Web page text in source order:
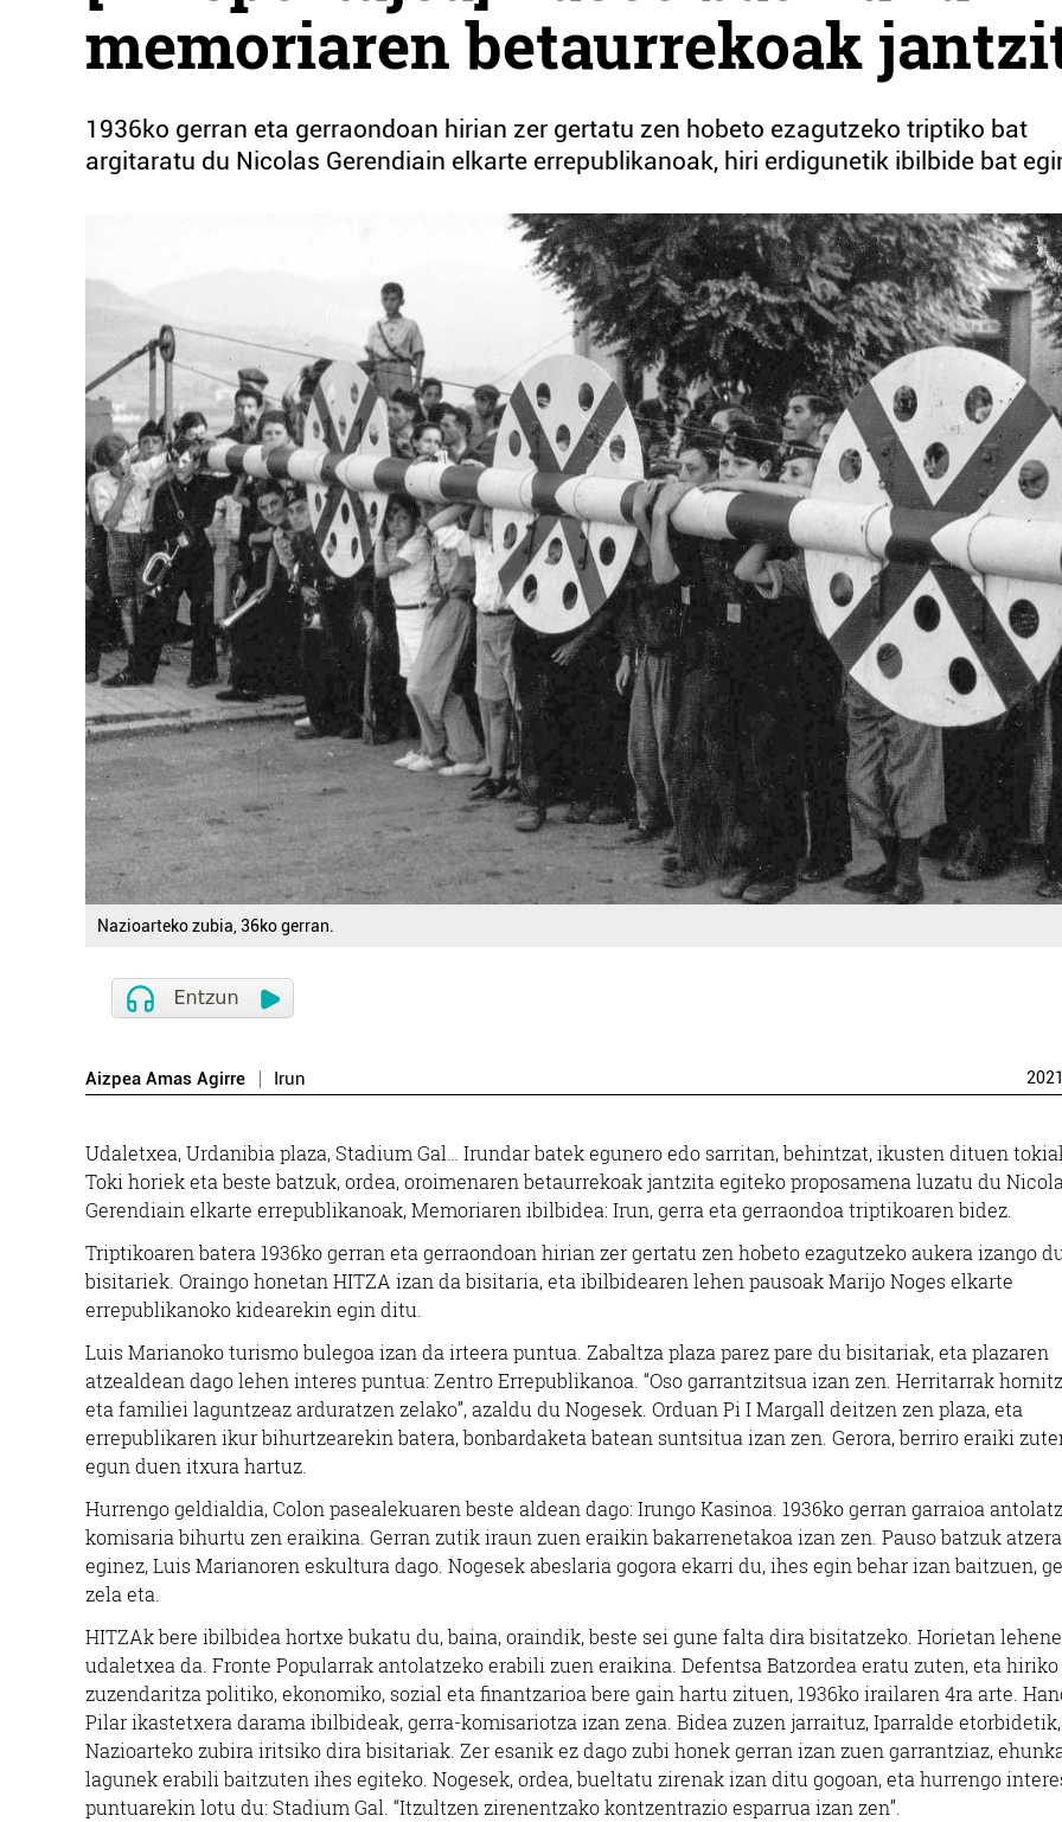
memoriaren betaurrekoak
1936ko gerran eta gerraondoan hirian zer gertatu zen hobeto ezagutzeko triptiko bat
argitaratu du Nicolas Gerendiain elkarte errepublikanoak, hiri erdigunetik ibilbide bat
Nazioarteko zubia, 36ko gerran.
Aizpea Amas Agirre Irun 2021
Udaletxea, Urdanibia plaza, Stadium Gal… Irundar batek egunero edo sarritan, behintzat, ikusten dituen
Toki horiek eta beste batzuk, ordea, oroimenaren betaurrekoak jantzita egiteko proposamena luzatu du
Gerendiain elkarte errepublikanoak, Memoriaren ibilbidea: Irun, gerra eta gerraondoa triptikoaren bidez.
Triptikoaren batera 1936ko gerran eta gerraondoan hirian zer gertatu zen hobeto ezagutzeko aukera izango
bisitariek. Oraingo honetan HITZA izan da bisitaria, eta ibilbidearen lehen pausoak Marijo Noges elkarte
errepublikanoko kidearekin egin ditu.
Luis Marianoko turismo bulegoa izan da irteera puntua. Zabaltza plaza parez pare du bisitariak, eta plazaren
atzealdean dago lehen interes puntua: Zentro Errepublikanoa. “Oso garrantzitsua izan zen. Herritarrak
eta familiei laguntzeaz arduratzen zelako”, azaldu du Nogesek. Orduan Pi I Margall deitzen zen plaza, eta
errepublikaren ikur bihurtzearekin batera, bonbardaketa batean suntsitua izan zen. Gerora, berriro eraiki
egun duen itxura hartuz.
Hurrengo geldialdia, Colon pasealekuaren beste aldean dago: Irungo Kasinoa. 1936ko gerran garraioa
komisaria bihurtu zen eraikina. Gerran zutik iraun zuen eraikin bakarrenetakoa izan zen. Pauso batzuk atzera
eginez, Luis Marianoren eskultura dago. Nogesek abeslaria gogora ekarri du, ihes egin behar izan baitzuen,
zela eta.
HITZAk bere ibilbidea hortxe bukatu du, baina, oraindik, beste sei gune falta dira bisitatzeko. Horietan
udaletxea da. Fronte Popularrak antolatzeko erabili zuen eraikina. Defentsa Batzordea eratu zuten, eta hiriko
zuzendaritza politiko, ekonomiko, sozial eta finantzarioa bere gain hartu zituen, 1936ko irailaren 4ra arte.
Pilar ikastetxera darama ibilbideak, gerra-komisariotza izan zena. Bidea zuzen jarraituz, Iparralde etorbidetik,
Nazioarteko zubira iritsiko dira bisitariak. Zer esanik ez dago zubi honek gerran izan zuen garrantziaz,
lagunek erabili baitzuten ihes egiteko. Nogesek, ordea, bueltatu zirenak izan ditu gogoan, eta hurrengo
puntuarekin lotu du: Stadium Gal. “Itzultzen zirenentzako kontzentrazio esparrua izan zen”.
KALIMA ARROPA DENDA
ALBAOLA ITSAS KULTUR
FAKTORIA
KALIMA ARROPA